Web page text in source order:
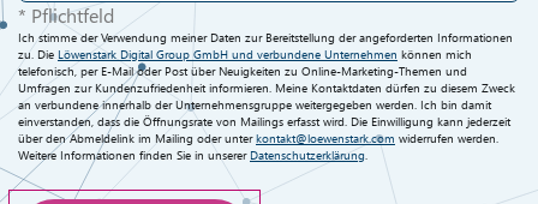
* Pflichtfeld
Ich stimme der Verwendung meiner Daten zur Bereitstellung der angeforderten Informationen
zu. Die Löwenstark Digital Group GmbH und verbundene Unternehmen können mich
telefonisch, per E-Mail oder Post über Neuigkeiten zu Online-Marketing-Themen und
Umfragen zur Kundenzufriedenheit informieren. Meine Kontaktdaten dürfen zu diesem Zweck
an verbundene innerhalb der Unternehmensgruppe weitergegeben werden. Ich bin damit
einverstanden, dass die Öffnungsrate von Mailings erfasst wird. Die Einwilligung kann jederzeit
über den Abmeldelink im Mailing oder unterkontakt@loewenstark.com widerrufen werden.
Weitere Informationen finden Sie in unserer Datenschutzerklärung